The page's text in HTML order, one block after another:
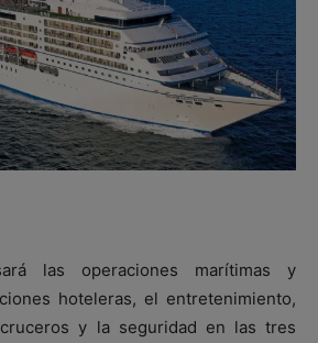
las operaciones marítimas y
hoteleras, el entretenimiento,
y la seguridad en las tres